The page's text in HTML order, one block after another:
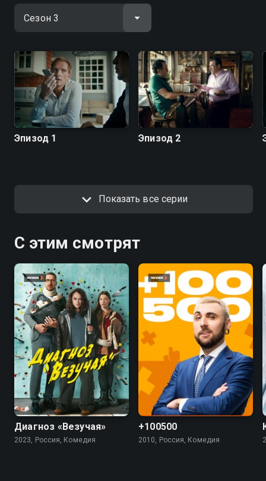
исчезающего вида людей, которые никогда не
разговаривали по скайпу, для которых письмо — это
исписанная буквами бумага в конверте, а самое
меняющийся мир, потому что «сейчас так принято» и
«ты живешь в 21 веке». Зрители помладше должны
узнать в нем своих родителей, зрители постарше
должны в нем узнать себя.
Посмотреть онлайн 3 сезон сериала Последний из
Магикян вы можете совершенно бесплатно в
Эпизод 1 Эпизод 2
Показать все серии
С этим смотрят
7.4
Диагноз «Везучая»
2023, Россия, Комедия
5.5 4.5
+100500
2010, Россия, Комедия